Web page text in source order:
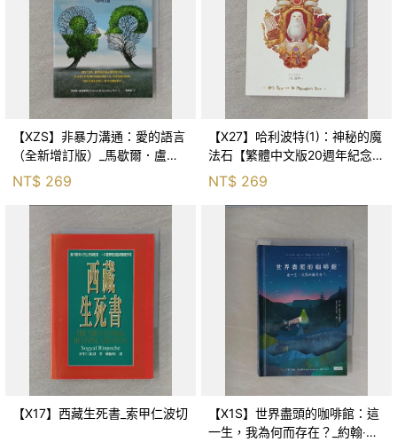
【XZS】非暴力溝通：愛的語言
（全新增訂版）_馬歇爾．盧森
堡, 蕭寶森
NT$ 269
【X27】哈利波特(1)：神秘的魔
法石【繁體中文版20週年紀念】
NT$ 269
【X17】西藏生死書_索甲仁波切
【X1S】世界盡頭的咖啡館：這
一生，我為何而存在？_約翰‧史